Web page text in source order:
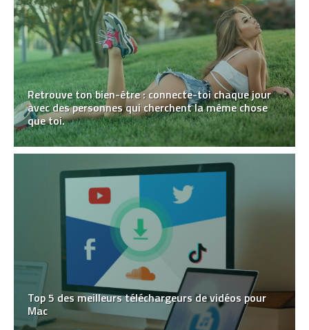
Retrouve ton bien-être : connecte-toi chaque jour
avec des personnes qui cherchent la même chose
que toi.
Top 5 des meilleurs téléchargeurs de vidéos pour
Mac